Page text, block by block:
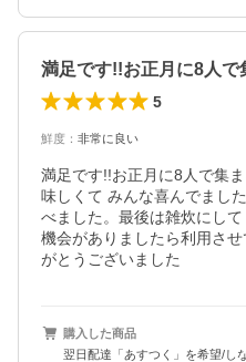
満足です!!お正月に8人
5
鮮度 ： 非常に良い
満足です!!お正月に8人で集
味しくて みんな喜んでまし
べました。最後は雑炊にし
機会がありましたら利用さ
がとうございました
購入した商品
翌日配達「あすつく」を希望/し